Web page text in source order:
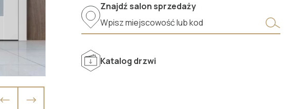
Znajdź salon sprzedaży
Katalog drzwi